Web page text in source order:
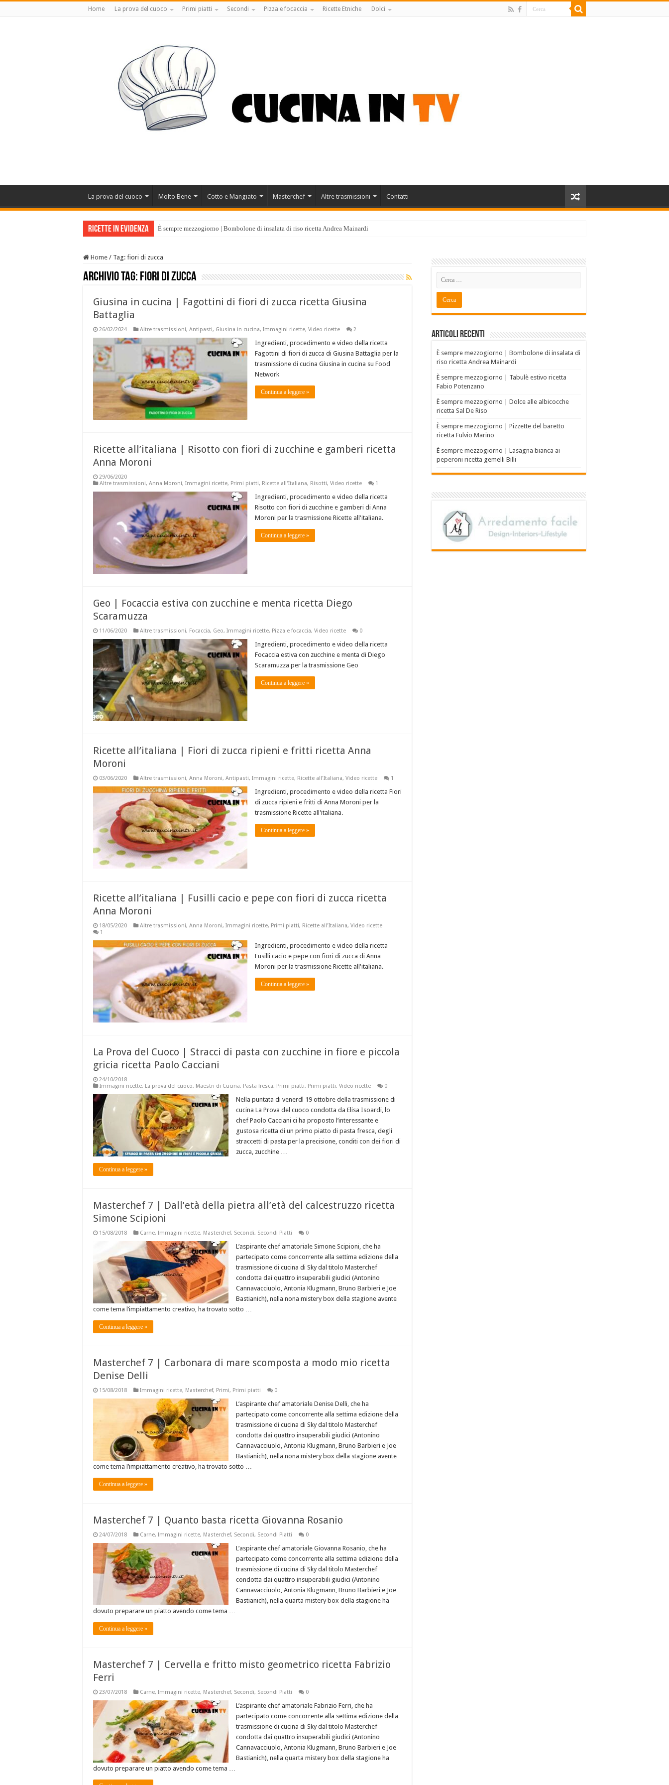
Home La prova del cuoco Primi piatti Secondi Pizza e focaccia Ricette Etniche Dolci
La prova del cuoco Molto Bene Cotto e Mangiato Masterchef Altre trasmissioni Contatti
Ricette in evidenza È sempre mezzogiorno | Bombolone di insalata di riso ricetta Andrea Mainardi
Home / Tag: fiori di zucca
Archivio tag: fiori di zucca
Giusina in cucina | Fagottini di fiori di zucca ricetta Giusina
Battaglia
26/02/2024 Altre trasmissioni, Antipasti, Giusina in cucina, Immagini ricette, Video ricette 2
Ingredienti, procedimento e video della ricetta
Fagottini di fiori di zucca di Giusina Battaglia per la
trasmissione di cucina Giusina in cucina su Food
Network
Continua a leggere »
Ricette all’italiana | Risotto con fiori di zucchine e gamberi ricetta
Anna Moroni
29/06/2020
Altre trasmissioni, Anna Moroni, Immagini ricette, Primi piatti, Ricette all'Italiana, Risotti, Video ricette 1
Ingredienti, procedimento e video della ricetta
Risotto con fiori di zucchine e gamberi di Anna
Moroni per la trasmissione Ricette all'italiana.
Continua a leggere »
Geo | Focaccia estiva con zucchine e menta ricetta Diego
Scaramuzza
11/06/2020 Altre trasmissioni, Focaccia, Geo, Immagini ricette, Pizza e focaccia, Video ricette 0
Ingredienti, procedimento e video della ricetta
Focaccia estiva con zucchine e menta di Diego
Scaramuzza per la trasmissione Geo
Continua a leggere »
Ricette all’italiana | Fiori di zucca ripieni e fritti ricetta Anna
Moroni
03/06/2020 Altre trasmissioni, Anna Moroni, Antipasti, Immagini ricette, Ricette all'Italiana, Video ricette 1
Ingredienti, procedimento e video della ricetta Fiori
di zucca ripieni e fritti di Anna Moroni per la
trasmissione Ricette all'italiana.
Continua a leggere »
Ricette all’italiana | Fusilli cacio e pepe con fiori di zucca ricetta
Anna Moroni
18/05/2020 Altre trasmissioni, Anna Moroni, Immagini ricette, Primi piatti, Ricette all'Italiana, Video ricette
1
Ingredienti, procedimento e video della ricetta
Fusilli cacio e pepe con fiori di zucca di Anna
Moroni per la trasmissione Ricette all'italiana.
Continua a leggere »
La Prova del Cuoco | Stracci di pasta con zucchine in fiore e piccola
gricia ricetta Paolo Cacciani
24/10/2018
Immagini ricette, La prova del cuoco, Maestri di Cucina, Pasta fresca, Primi piatti, Primi piatti, Video ricette 0
Nella puntata di venerdì 19 ottobre della trasmissione di
cucina La Prova del cuoco condotta da Elisa Isoardi, lo
chef Paolo Cacciani ci ha proposto l’interessante e
gustosa ricetta di un primo piatto di pasta fresca, degli
straccetti di pasta per la precisione, conditi con dei fiori di
zucca, zucchine …
Continua a leggere »
Masterchef 7 | Dall’età della pietra all’età del calcestruzzo ricetta
Simone Scipioni
15/08/2018 Carne, Immagini ricette, Masterchef, Secondi, Secondi Piatti 0
L’aspirante chef amatoriale Simone Scipioni, che ha
partecipato come concorrente alla settima edizione della
trasmissione di cucina di Sky dal titolo Masterchef
condotta dai quattro insuperabili giudici (Antonino
Cannavacciuolo, Antonia Klugmann, Bruno Barbieri e Joe
Bastianich), nella nona mistery box della stagione avente
come tema l’impiattamento creativo, ha trovato sotto …
Continua a leggere »
Masterchef 7 | Carbonara di mare scomposta a modo mio ricetta
Denise Delli
15/08/2018 Immagini ricette, Masterchef, Primi, Primi piatti 0
L’aspirante chef amatoriale Denise Delli, che ha
partecipato come concorrente alla settima edizione della
trasmissione di cucina di Sky dal titolo Masterchef
condotta dai quattro insuperabili giudici (Antonino
Cannavacciuolo, Antonia Klugmann, Bruno Barbieri e Joe
Bastianich), nella nona mistery box della stagione avente
come tema l’impiattamento creativo, ha trovato sotto …
Continua a leggere »
Masterchef 7 | Quanto basta ricetta Giovanna Rosanio
24/07/2018 Carne, Immagini ricette, Masterchef, Secondi, Secondi Piatti 0
L’aspirante chef amatoriale Giovanna Rosanio, che ha
partecipato come concorrente alla settima edizione della
trasmissione di cucina di Sky dal titolo Masterchef
condotta dai quattro insuperabili giudici (Antonino
Cannavacciuolo, Antonia Klugmann, Bruno Barbieri e Joe
Bastianich), nella quarta mistery box della stagione ha
dovuto preparare un piatto avendo come tema …
Continua a leggere »
Masterchef 7 | Cervella e fritto misto geometrico ricetta Fabrizio
Ferri
23/07/2018 Carne, Immagini ricette, Masterchef, Secondi, Secondi Piatti 0
L’aspirante chef amatoriale Fabrizio Ferri, che ha
partecipato come concorrente alla settima edizione della
trasmissione di cucina di Sky dal titolo Masterchef
condotta dai quattro insuperabili giudici (Antonino
Cannavacciuolo, Antonia Klugmann, Bruno Barbieri e Joe
Bastianich), nella quarta mistery box della stagione ha
dovuto preparare un piatto avendo come tema …
Articoli recenti
È sempre mezzogiorno | Bombolone di insalata di
riso ricetta Andrea Mainardi
È sempre mezzogiorno | Tabulè estivo ricetta
Fabio Potenzano
È sempre mezzogiorno | Dolce alle albicocche
ricetta Sal De Riso
È sempre mezzogiorno | Pizzette del baretto
ricetta Fulvio Marino
È sempre mezzogiorno | Lasagna bianca ai
peperoni ricetta gemelli Billi